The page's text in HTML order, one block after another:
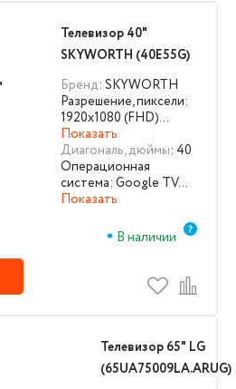
Телевизор 40"
SKYWORTH (40E55G)
Бренд: SKYWORTH
Разрешение, пиксели:
1920х1080 (FHD)…
Показать
Диагональ, дюймы: 40
Операционная
система: Google TV…
Показать
В наличии
Телевизор 65" LG
(65UA75009LA.ARUG)